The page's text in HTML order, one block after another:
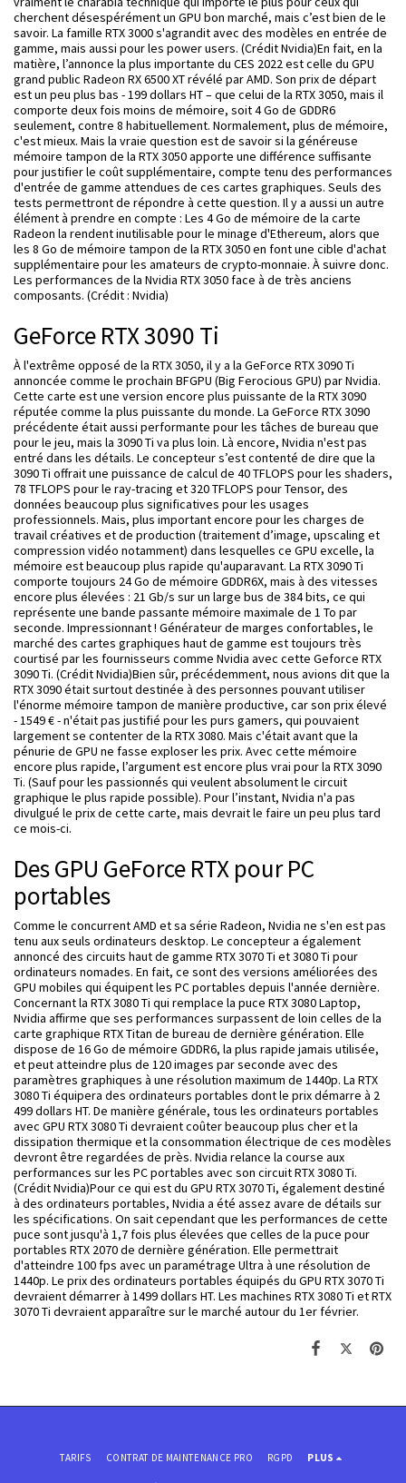
cherchent désespérément un GPU bon marché, mais c’est bien de le
savoir. La famille RTX 3000 s'agrandit avec des modèles en entrée de
gamme, mais aussi pour les power users. (Crédit Nvidia)En fait, en la
matière, l’annonce la plus importante du CES 2022 est celle du GPU
grand public Radeon RX 6500 XT révélé par AMD. Son prix de départ
est un peu plus bas - 199 dollars HT – que celui de la RTX 3050, mais il
comporte deux fois moins de mémoire, soit 4 Go de GDDR6
seulement, contre 8 habituellement. Normalement, plus de mémoire,
c'est mieux. Mais la vraie question est de savoir si la généreuse
mémoire tampon de la RTX 3050 apporte une différence suffisante
pour justifier le coût supplémentaire, compte tenu des performances
d'entrée de gamme attendues de ces cartes graphiques. Seuls des
tests permettront de répondre à cette question. Il y a aussi un autre
élément à prendre en compte : Les 4 Go de mémoire de la carte
Radeon la rendent inutilisable pour le minage d'Ethereum, alors que
les 8 Go de mémoire tampon de la RTX 3050 en font une cible d'achat
supplémentaire pour les amateurs de crypto-monnaie. À suivre donc.
Les performances de la Nvidia RTX 3050 face à de très anciens
composants. (Crédit : Nvidia)
GeForce RTX 3090 Ti
À l'extrême opposé de la RTX 3050, il y a la GeForce RTX 3090 Ti
annoncée comme le prochain BFGPU (Big Ferocious GPU) par Nvidia.
Cette carte est une version encore plus puissante de la RTX 3090
réputée comme la plus puissante du monde. La GeForce RTX 3090
précédente était aussi performante pour les tâches de bureau que
pour le jeu, mais la 3090 Ti va plus loin. Là encore, Nvidia n'est pas
entré dans les détails. Le concepteur s’est contenté de dire que la
3090 Ti offrait une puissance de calcul de 40 TFLOPS pour les shaders,
78 TFLOPS pour le ray-tracing et 320 TFLOPS pour Tensor, des
données beaucoup plus significatives pour les usages
professionnels. Mais, plus important encore pour les charges de
travail créatives et de production (traitement d’image, upscaling et
compression vidéo notamment) dans lesquelles ce GPU excelle, la
mémoire est beaucoup plus rapide qu'auparavant. La RTX 3090 Ti
comporte toujours 24 Go de mémoire GDDR6X, mais à des vitesses
encore plus élevées : 21 Gb/s sur un large bus de 384 bits, ce qui
représente une bande passante mémoire maximale de 1 To par
seconde. Impressionnant ! Générateur de marges confortables, le
marché des cartes graphiques haut de gamme est toujours très
courtisé par les fournisseurs comme Nvidia avec cette Geforce RTX
3090 Ti. (Crédit Nvidia)Bien sûr, précédemment, nous avions dit que la
RTX 3090 était surtout destinée à des personnes pouvant utiliser
l'énorme mémoire tampon de manière productive, car son prix élevé
- 1549 € - n'était pas justifié pour les purs gamers, qui pouvaient
largement se contenter de la RTX 3080. Mais c'était avant que la
pénurie de GPU ne fasse exploser les prix. Avec cette mémoire
encore plus rapide, l’argument est encore plus vrai pour la RTX 3090
Ti. (Sauf pour les passionnés qui veulent absolument le circuit
graphique le plus rapide possible). Pour l’instant, Nvidia n'a pas
divulgué le prix de cette carte, mais devrait le faire un peu plus tard
ce mois-ci.
Des GPU GeForce RTX pour PC
portables
Comme le concurrent AMD et sa série Radeon, Nvidia ne s'en est pas
tenu aux seuls ordinateurs desktop. Le concepteur a également
annoncé des circuits haut de gamme RTX 3070 Ti et 3080 Ti pour
ordinateurs nomades. En fait, ce sont des versions améliorées des
GPU mobiles qui équipent les PC portables depuis l'année dernière.
Concernant la RTX 3080 Ti qui remplace la puce RTX 3080 Laptop,
Nvidia affirme que ses performances surpassent de loin celles de la
carte graphique RTX Titan de bureau de dernière génération. Elle
dispose de 16 Go de mémoire GDDR6, la plus rapide jamais utilisée,
et peut atteindre plus de 120 images par seconde avec des
paramètres graphiques à une résolution maximum de 1440p. La RTX
3080 Ti équipera des ordinateurs portables dont le prix démarre à 2
499 dollars HT. De manière générale, tous les ordinateurs portables
avec GPU RTX 3080 Ti devraient coûter beaucoup plus cher et la
dissipation thermique et la consommation électrique de ces modèles
devront être regardées de près. Nvidia relance la course aux
performances sur les PC portables avec son circuit RTX 3080 Ti.
(Crédit Nvidia)Pour ce qui est du GPU RTX 3070 Ti, également destiné
à des ordinateurs portables, Nvidia a été assez avare de détails sur
les spécifications. On sait cependant que les performances de cette
puce sont jusqu'à 1,7 fois plus élevées que celles de la puce pour
portables RTX 2070 de dernière génération. Elle permettrait
d'atteindre 100 fps avec un paramétrage Ultra à une résolution de
1440p. Le prix des ordinateurs portables équipés du GPU RTX 3070 Ti
devraient démarrer à 1499 dollars HT. Les machines RTX 3080 Ti et RTX
3070 Ti devraient apparaître sur le marché autour du 1er février.
TARIFS CONTRAT DE MAINTENANCE PRO RGPD PLUS